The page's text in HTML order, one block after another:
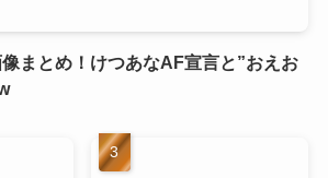
まとめ！けつあなAF宣言と”おえお